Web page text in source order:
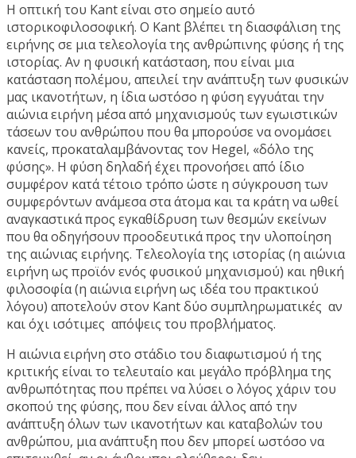
Η οπτική του Kant είναι στο σημείο αυτό
ιστορικοφιλοσοφική. Ο Kant βλέπει τη διασφάλιση της
ειρήνης σε μια τελεολογία της ανθρώπινης φύσης ή της
ιστορίας. Αν η φυσική κατάσταση, που είναι μια
κατάσταση πολέμου, απειλεί την ανάπτυξη των φυσικών
μας ικανοτήτων, η ίδια ωστόσο η φύση εγγυάται την
αιώνια ειρήνη μέσα από μηχανισμούς των εγωιστικών
τάσεων του ανθρώπου που θα μπορούσε να ονομάσει
κανείς, προκαταλαμβάνοντας τον Hegel, «δόλο της
φύσης». Η φύση δηλαδή έχει προνοήσει από ίδιο
συμφέρον κατά τέτοιο τρόπο ώστε η σύγκρουση των
συμφερόντων ανάμεσα στα άτομα και τα κράτη να ωθεί
αναγκαστικά προς εγκαθίδρυση των θεσμών εκείνων
που θα οδηγήσουν προοδευτικά προς την υλοποίηση
της αιώνιας ειρήνης. Τελεολογία της ιστορίας (η αιώνια
ειρήνη ως προϊόν ενός φυσικού μηχανισμού) και ηθική
φιλοσοφία (η αιώνια ειρήνη ως ιδέα του πρακτικού
λόγου) αποτελούν στον Kant δύο συμπληρωματικές ­ αν
και όχι ισότιμες ­ απόψεις του προβλήματος.
Η αιώνια ειρήνη στο στάδιο του διαφωτισμού ή της
κριτικής είναι το τελευταίο και μεγάλο πρόβλημα της
ανθρωπότητας που πρέπει να λύσει ο λόγος χάριν του
σκοπού της φύσης, που δεν είναι άλλος από την
ανάπτυξη όλων των ικανοτήτων και καταβολών του
ανθρώπου, μια ανάπτυξη που δεν μπορεί ωστόσο να